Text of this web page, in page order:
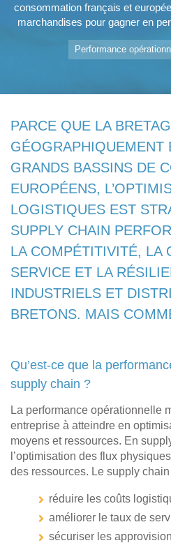
consommation français et
marchandises pour gagner en
Performance
PARCE QUE LA
GÉOGRAPHIQUEMENT
GRANDS BASSINS DE
EUROPÉENS,
LOGISTIQUES EST
SUPPLY CHAIN
LA COMPÉTITIVITÉ, LA
SERVICE ET LA
INDUSTRIELS ET
BRETONS. MAIS
Qu’est-ce que la
supply chain ?
La performance opérationnelle
entreprise à atteindre en
moyens et ressources. En
l’optimisation des flux
des ressources. Le supply
réduire les coûts
améliorer le taux de
sécuriser les